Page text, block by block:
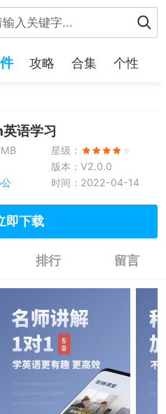
攻略 合集 个性
语学习
星级：
版本：V2.0.0
时间：2022-04-14
即下载
排行 留言